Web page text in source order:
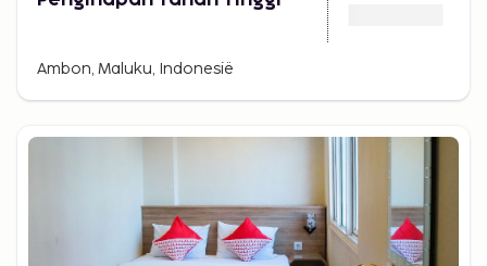
Ambon, Maluku, Indonesië